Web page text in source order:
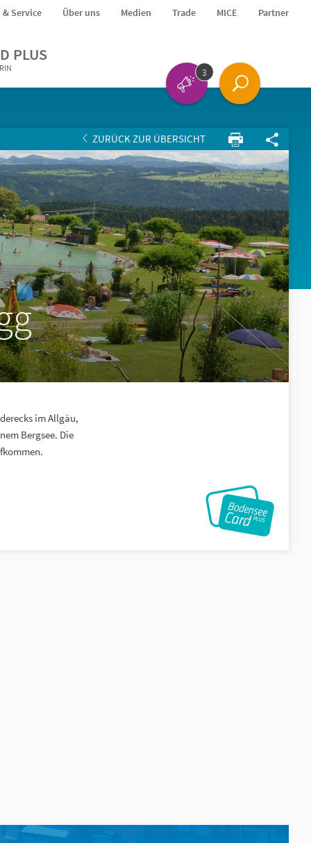
Service Über uns Medien Trade MICE Partner
PLUS
3
ZURÜCK ZUR ÜBERSICHT
im Allgäu,
Bergsee. Die